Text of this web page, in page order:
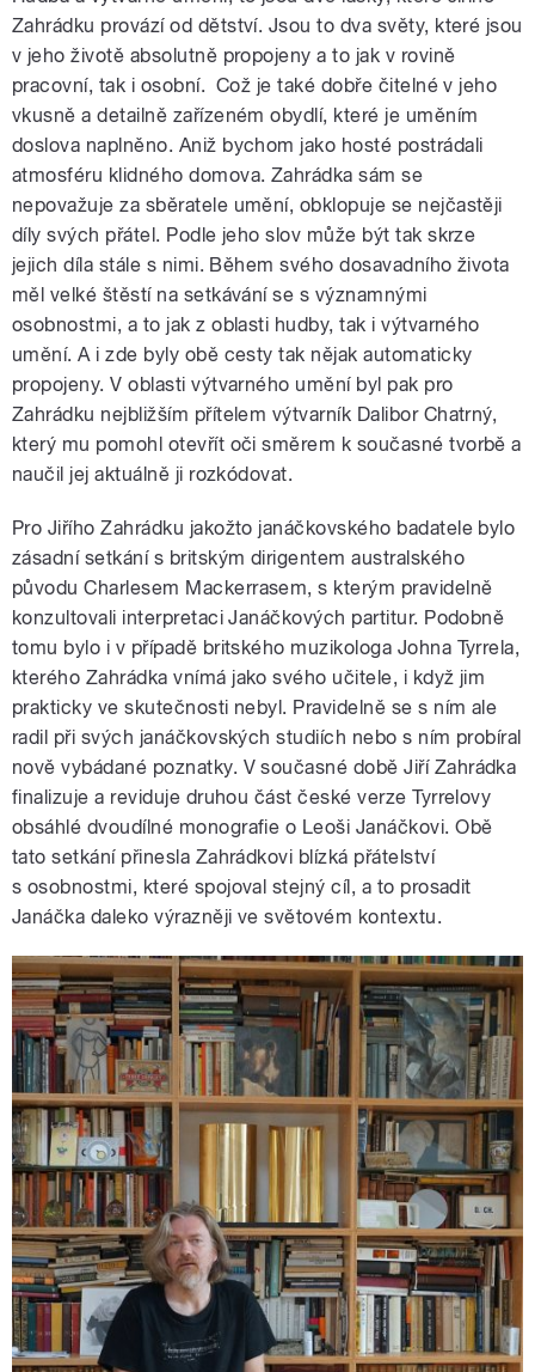
Zahrádku provází od dětství. Jsou to dva světy, které jsou
v jeho životě absolutně propojeny a to jak v rovině
pracovní, tak i osobní. Což je také dobře čitelné v jeho
vkusně a detailně zařízeném obydlí, které je uměním
doslova naplněno. Aniž bychom jako hosté postrádali
atmosféru klidného domova. Zahrádka sám se
nepovažuje za sběratele umění, obklopuje se nejčastěji
díly svých přátel. Podle jeho slov může být tak skrze
jejich díla stále s nimi. Během svého dosavadního života
měl velké štěstí na setkávání se s významnými
osobnostmi, a to jak z oblasti hudby, tak i výtvarného
umění. A i zde byly obě cesty tak nějak automaticky
propojeny. V oblasti výtvarného umění byl pak pro
Zahrádku nejbližším přítelem výtvarník Dalibor Chatrný,
který mu pomohl otevřít oči směrem k současné tvorbě a
naučil jej aktuálně ji rozkódovat.
Pro Jiřího Zahrádku jakožto janáčkovského badatele bylo
zásadní setkání s britským dirigentem australského
původu Charlesem Mackerrasem, s kterým pravidelně
konzultovali interpretaci Janáčkových partitur. Podobně
tomu bylo i v případě britského muzikologa Johna Tyrrela,
kterého Zahrádka vnímá jako svého učitele, i když jim
prakticky ve skutečnosti nebyl. Pravidelně se s ním ale
radil při svých janáčkovských studiích nebo s ním probíral
nově vybádané poznatky. V současné době Jiří Zahrádka
finalizuje a reviduje druhou část české verze Tyrrelovy
obsáhlé dvoudílné monografie o Leoši Janáčkovi. Obě
tato setkání přinesla Zahrádkovi blízká přátelství
s osobnostmi, které spojoval stejný cíl, a to prosadit
Janáčka daleko výrazněji ve světovém kontextu.